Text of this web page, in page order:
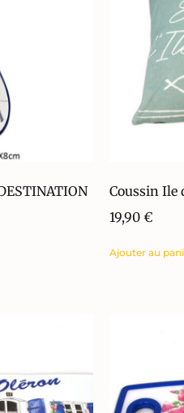
Coussin Ile
19,90€
Ajouter au